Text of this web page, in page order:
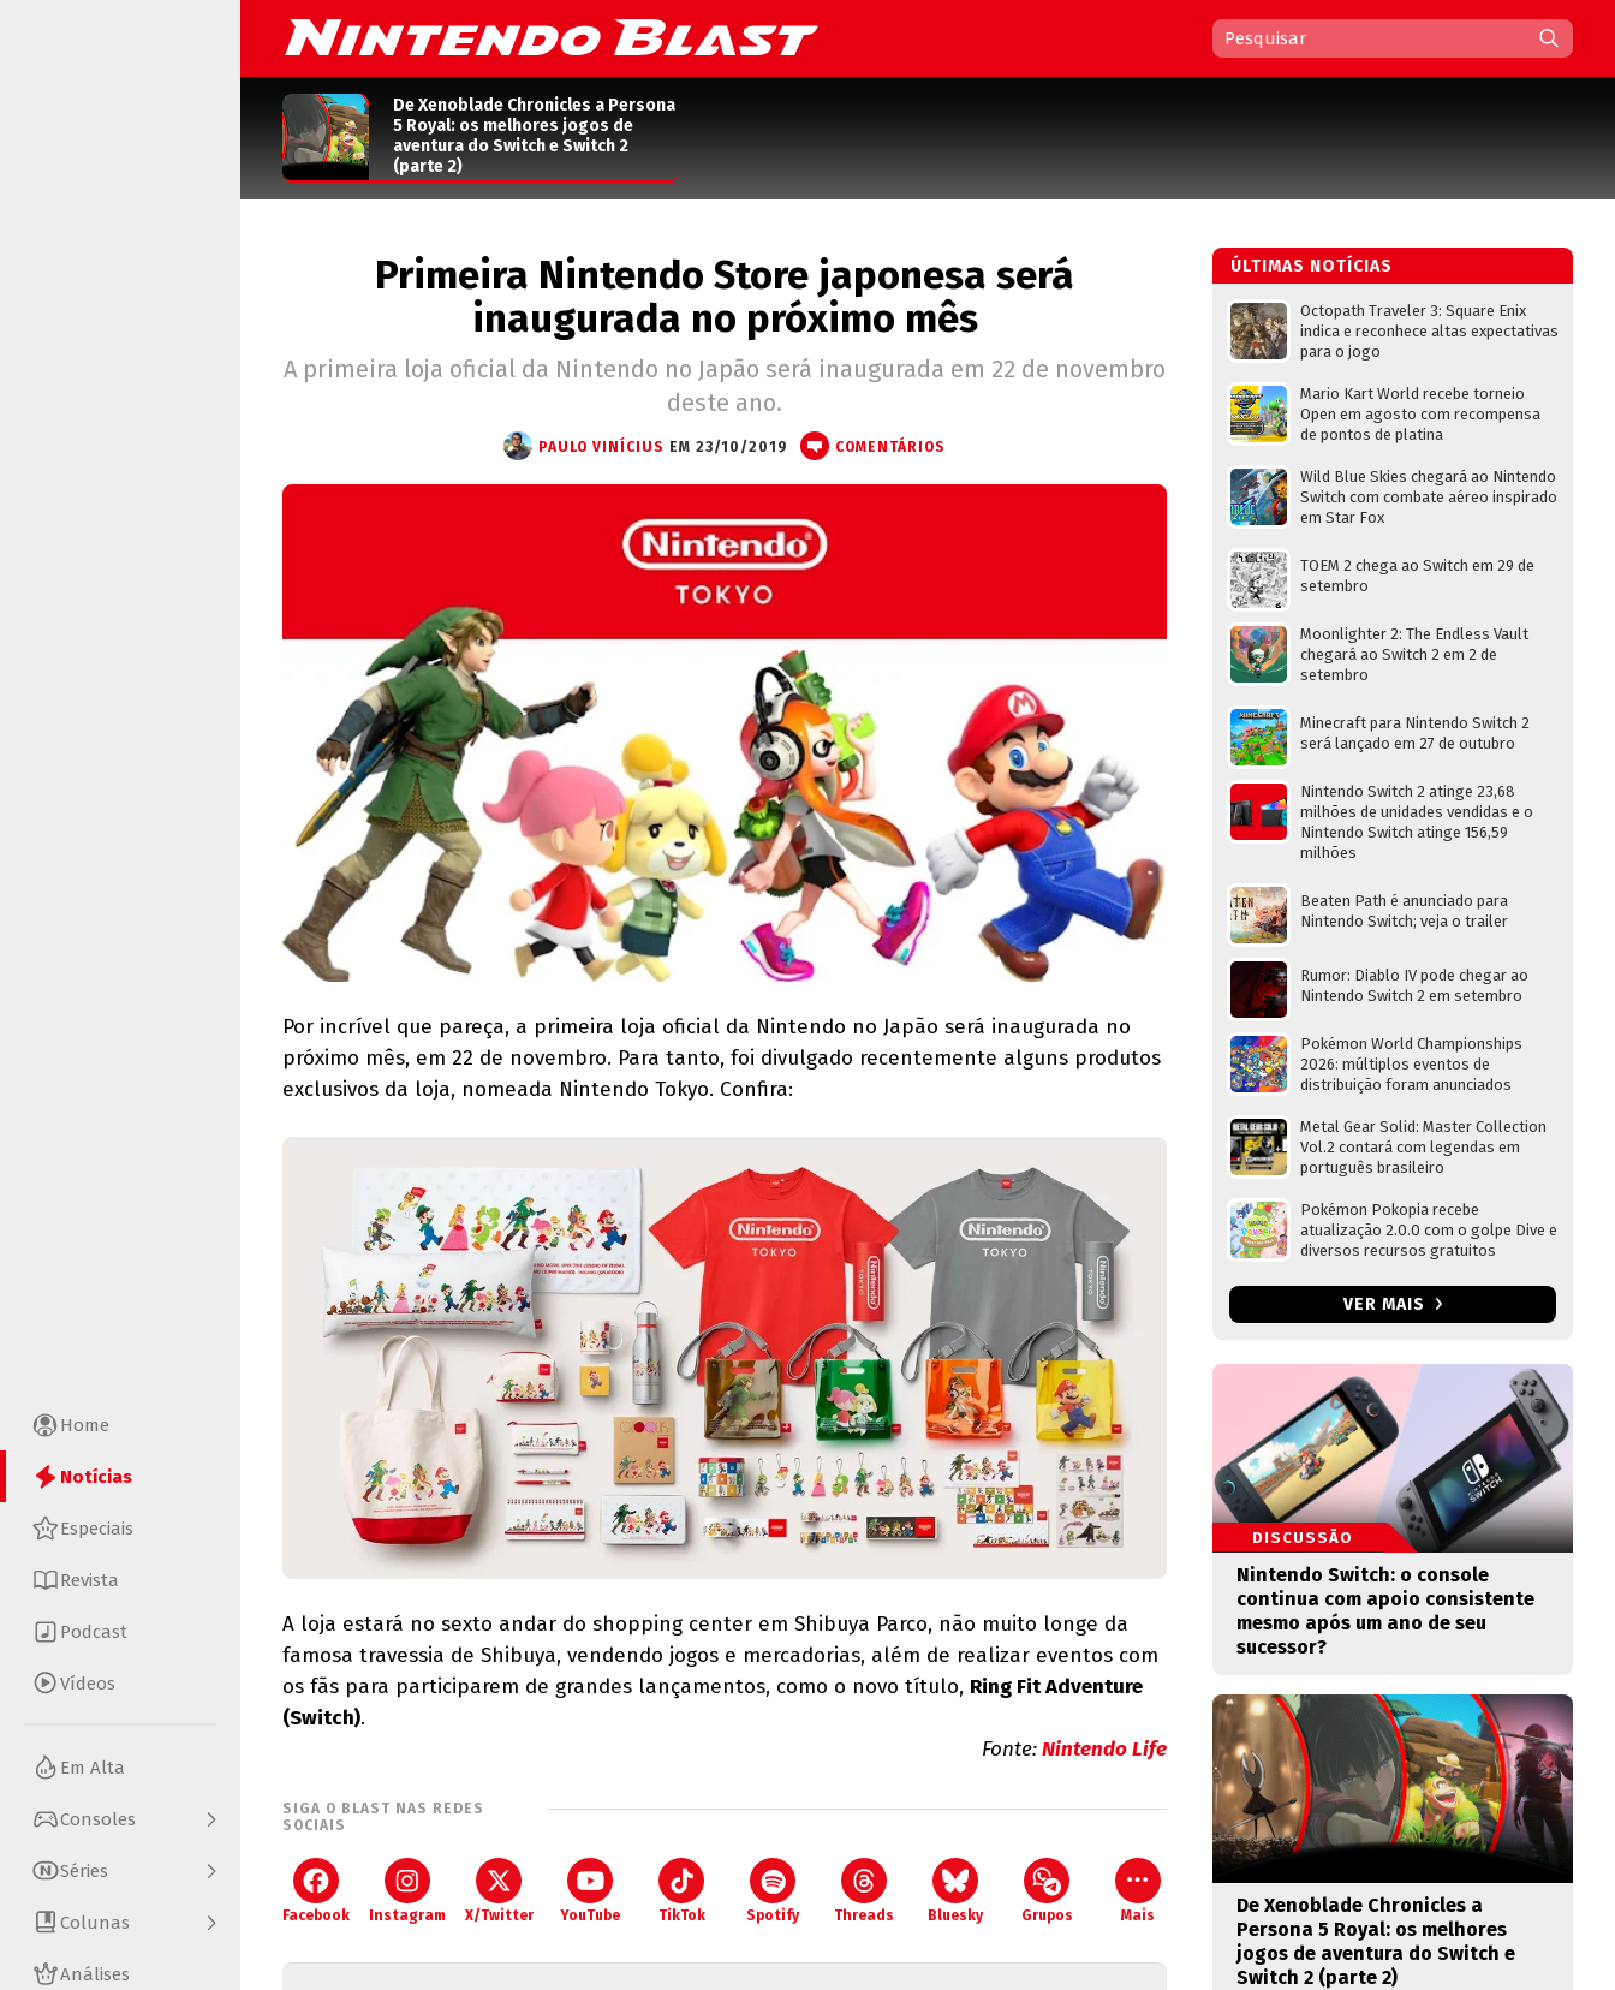
Home
Notícias
Especiais
Revista
Podcast
Vídeos
Em Alta
Consoles
Séries
Colunas
Análises
De Xenoblade Chronicles a Persona
5 Royal: os melhores jogos de
aventura do Switch e Switch 2
(parte 2)
Primeira Nintendo Store japonesa será
inaugurada no próximo mês
A primeira loja oficial da Nintendo no Japão será inaugurada em 22 de novembro
deste ano.
PAULO VINÍCIUS EM 23/10/2019 COMENTÁRIOS
Por incrível que pareça, a primeira loja oficial da Nintendo no Japão será inaugurada no
próximo mês, em 22 de novembro. Para tanto, foi divulgado recentemente alguns produtos
exclusivos da loja, nomeada Nintendo Tokyo. Confira:
A loja estará no sexto andar do shopping center em Shibuya Parco, não muito longe da
famosa travessia de Shibuya, vendendo jogos e mercadorias, além de realizar eventos com
os fãs para participarem de grandes lançamentos, como o novo título, Ring Fit Adventure
(Switch).
Fonte:Nintendo Life
SIGA O BLAST NAS REDES
SOCIAIS
Facebook Instagram X/Twitter YouTube TikTok Spotify Threads Bluesky Grupos Mais
ÚLTIMAS NOTÍCIAS
Octopath Traveler 3: Square Enix
indica e reconhece altas expectativas
para o jogo
Mario Kart World recebe torneio
Open em agosto com recompensa
de pontos de platina
Wild Blue Skies chegará ao Nintendo
Switch com combate aéreo inspirado
em Star Fox
TOEM 2 chega ao Switch em 29 de
setembro
Moonlighter 2: The Endless Vault
chegará ao Switch 2 em 2 de
setembro
Minecraft para Nintendo Switch 2
será lançado em 27 de outubro
Nintendo Switch 2 atinge 23,68
milhões de unidades vendidas e o
Nintendo Switch atinge 156,59
milhões
Beaten Path é anunciado para
Nintendo Switch; veja o trailer
Rumor: Diablo IV pode chegar ao
Nintendo Switch 2 em setembro
Pokémon World Championships
2026: múltiplos eventos de
distribuição foram anunciados
Metal Gear Solid: Master Collection
Vol.2 contará com legendas em
português brasileiro
Pokémon Pokopia recebe
atualização 2.0.0 com o golpe Dive e
diversos recursos gratuitos
VER MAIS
DISCUSSÃO
Nintendo Switch: o console
continua com apoio consistente
mesmo após um ano de seu
sucessor?
De Xenoblade Chronicles a
Persona 5 Royal: os melhores
jogos de aventura do Switch e
Switch 2 (parte 2)